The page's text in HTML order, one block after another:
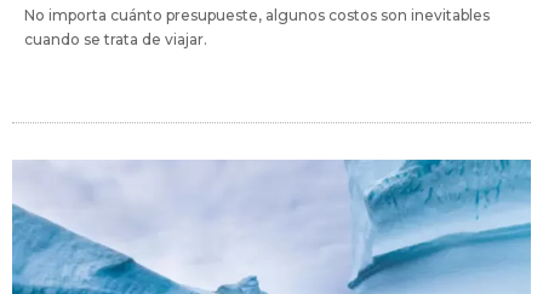
No importa cuánto presupueste, algunos costos son inevitables
cuando se trata de viajar.